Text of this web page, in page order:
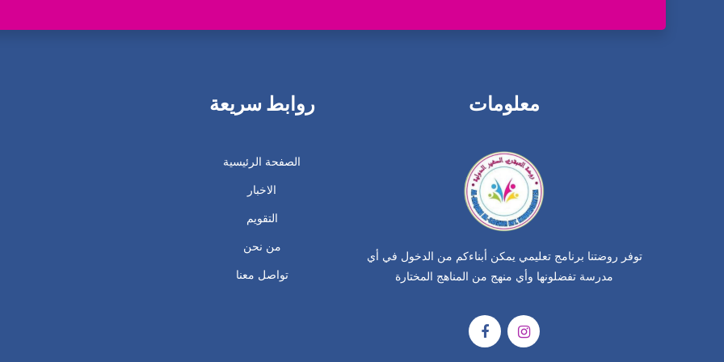
روابط سريعة
الصفحة الرئيسية
الاخبار
التقويم
من نحن
تواصل معنا
معلومات
توفر روضتنا برنامج تعليمي يمكن أبناءكم من الدخول في أي
مدرسة تفضلونها وأي منهج من المناهج المختارة